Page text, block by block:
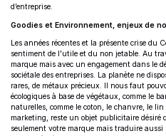
d’entreprise.
Goodies et Environnement, enjeux de
Les années récentes et la présente crise du
sentiment de l’utile et du non jetable. Au
marque mais avec un engagement dans le
sociétale des entreprises. La planète ne
rares, de métaux précieux. Il nous faut
écologiques à base de végétaux, comme le
naturelles, comme le coton, le chanvre, le
marketing, reste un objet publicitaire désiré
seulement votre marque mais traduire